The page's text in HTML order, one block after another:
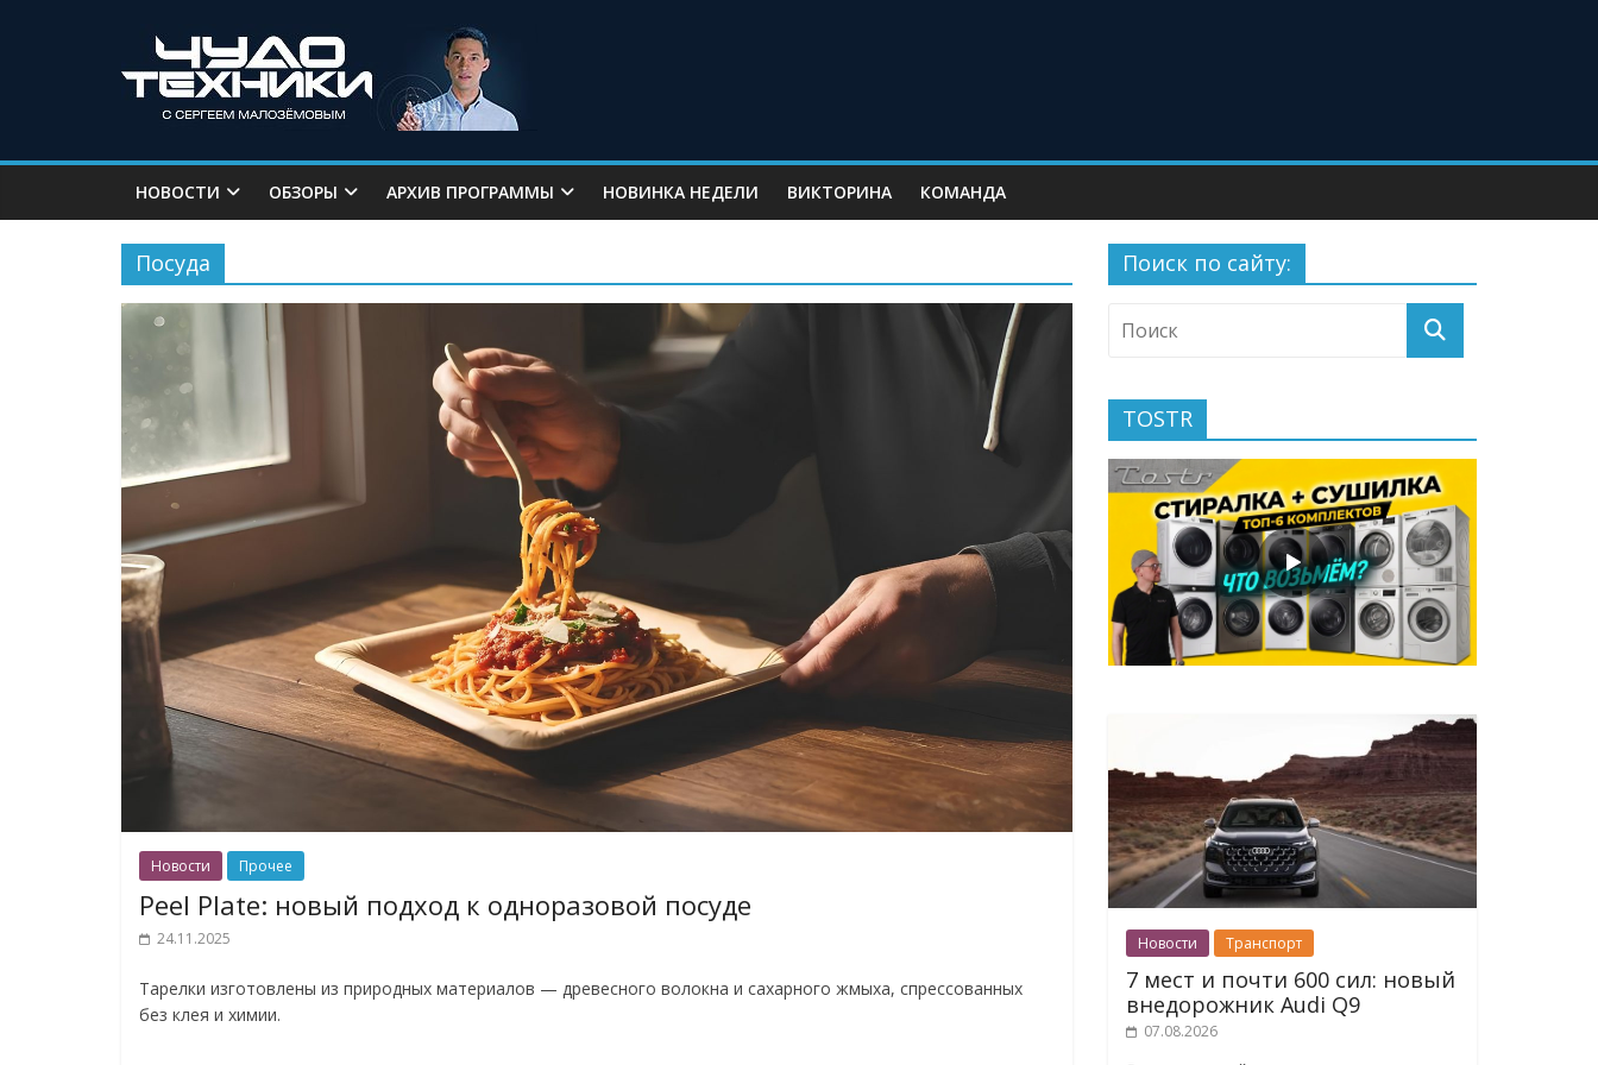
НОВОСТИ ОБЗОРЫ АРХИВ ПРОГРАММЫ НОВИНКА НЕДЕЛИ ВИКТОРИНА КОМАНДА
Посуда
Новости Прочее
Peel Plate: новый подход к одноразовой посуде
24.11.2025
Тарелки изготовлены из природных материалов — древесного волокна и сахарного жмыха, спрессованных
без клея и химии.
Поиск по сайту:
TOSTR
Новости Транспорт
7 мест и почти 600 сил: новый
внедорожник Audi Q9
07.08.2026